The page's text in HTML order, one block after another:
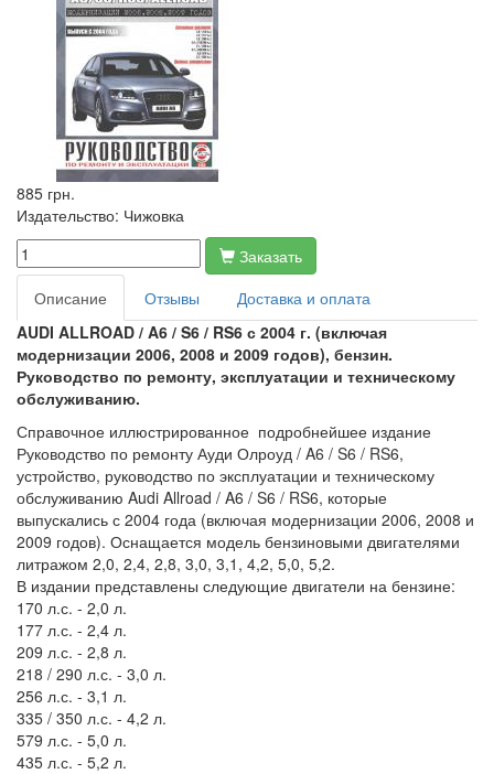
885 грн.
Издательство: Чижовка
Заказать
Описание
Отзывы
Доставка и оплата
AUDI ALLROAD / A6 / S6 / RS6 с 2004 г. (включая
модернизации 2006, 2008 и 2009 годов), бензин.
Руководство по ремонту, эксплуатации и техническому
обслуживанию.
Справочное иллюстрированное подробнейшее издание
Руководство по ремонту Ауди Олроуд / A6 / S6 / RS6,
устройство, руководство по эксплуатации и техническому
обслуживанию Audi Allroad / A6 / S6 / RS6, которые
выпускались с 2004 года (включая модернизации 2006, 2008 и
2009 годов). Оснащается модель бензиновыми двигателями
литражом 2,0, 2,4, 2,8, 3,0, 3,1, 4,2, 5,0, 5,2.
В издании представлены следующие двигатели на бензине:
170 л.с. - 2,0 л.
177 л.с. - 2,4 л.
209 л.с. - 2,8 л.
218 / 290 л.с. - 3,0 л.
256 л.с. - 3,1 л.
335 / 350 л.с. - 4,2 л.
579 л.с. - 5,0 л.
435 л.с. - 5,2 л.